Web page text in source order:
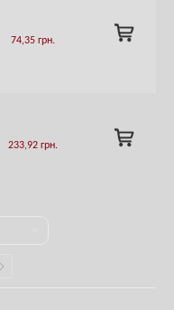
74,35 грн.
ADD
TO
233,92 грн.
ADD
TO